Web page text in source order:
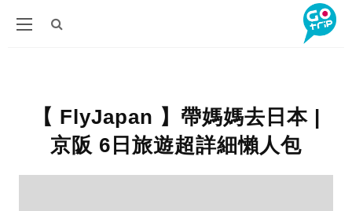
【 FlyJapan 】帶媽媽去日本 |
京阪 6日旅遊超詳細懶人包